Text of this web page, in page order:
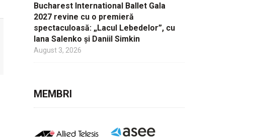
Bucharest International Ballet Gala
2027 revine cu o premieră
spectaculoasă: „Lacul Lebedelor”, cu
Iana Salenko și Daniil Simkin
August 3, 2026
MEMBRI